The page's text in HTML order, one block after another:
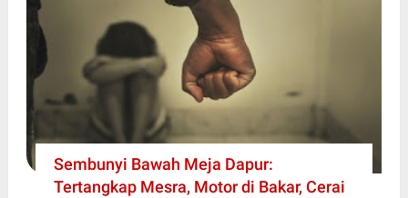
Sembunyi Bawah Meja Dapur:
Tertangkap Mesra, Motor di Bakar, Cerai